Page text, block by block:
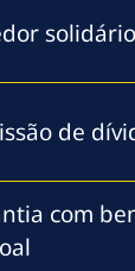
solidário
de
com